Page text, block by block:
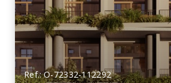
Ref.: O-72332-112292